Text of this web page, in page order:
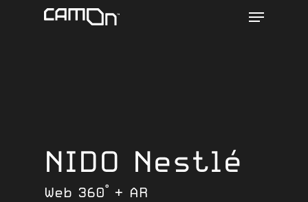
Menu
NIDO Nestlé
Web 360° + AR